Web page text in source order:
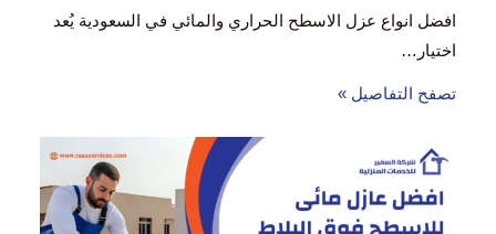
افضل انواع عزل الاسطح الحراري والمائي في السعودية يُعد
اختيار…
تصفح التفاصيل »